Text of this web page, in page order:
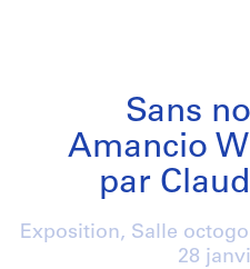
Sans
Amancio
par
Exposition, Salle
28